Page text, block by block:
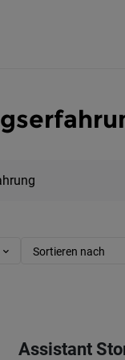
Sortieren nach
Assistant